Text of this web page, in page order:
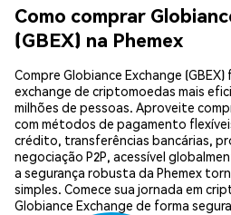
Como comprar
(GBEX) na Phemex
Compre Globiance Exchange
exchange de criptomoedas mais
milhões de pessoas. Aproveite
com métodos de pagamento
crédito, transferências bancárias,
negociação P2P, acessível
a segurança robusta da Phemex
simples. Comece sua jornada em
Globiance Exchange de forma